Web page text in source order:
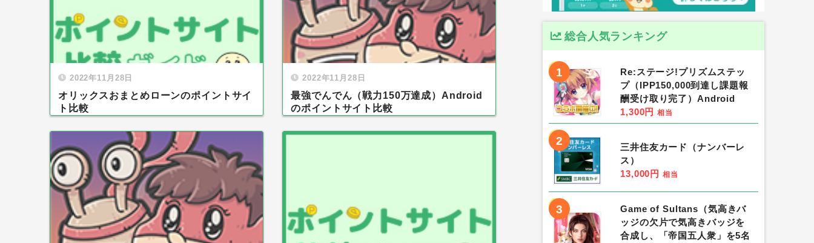
2022年11月28日
オリックスおまとめローンのポイントサイ
ト比較
2022年11月28日
最強でんでん（戦力150万達成）Android
のポイントサイト比較
総合人気ランキング
1
Re:ステージ!プリズムステッ
プ（IPP150,000到達し課題報
酬受け取り完了）Android
1,300円 相当
2
三井住友カード（ナンバーレ
ス）
13,000円 相当
3
Game of Sultans（気高きバ
ッジの欠片で気高きバッジを
合成し、「帝国五人衆」を5名